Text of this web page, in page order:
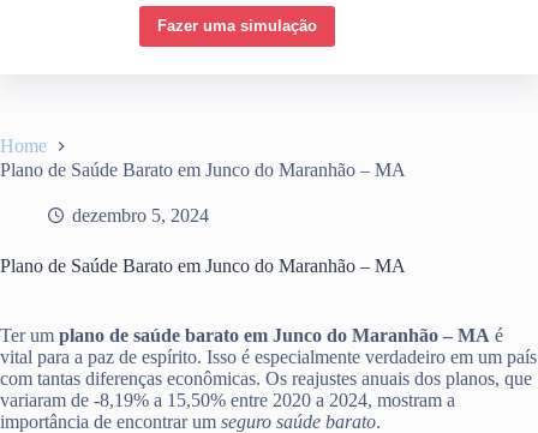
Fazer uma simulação
Home
Plano de Saúde Barato em Junco do Maranhão – MA
dezembro 5, 2024
Plano de Saúde Barato em Junco do Maranhão – MA
Ter um plano de saúde barato em Junco do Maranhão – MA é
vital para a paz de espírito. Isso é especialmente verdadeiro em um país
com tantas diferenças econômicas. Os reajustes anuais dos planos, que
variaram de -8,19% a 15,50% entre 2020 a 2024, mostram a
importância de encontrar um seguro saúde barato.